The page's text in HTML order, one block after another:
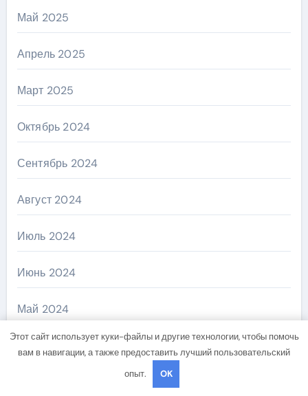
Май 2025
Апрель 2025
Март 2025
Октябрь 2024
Сентябрь 2024
Август 2024
Июль 2024
Июнь 2024
Май 2024
Этот сайт использует куки-файлы и другие технологии, чтобы помочь
вам в навигации, а также предоставить лучший пользовательский
опыт.
OK